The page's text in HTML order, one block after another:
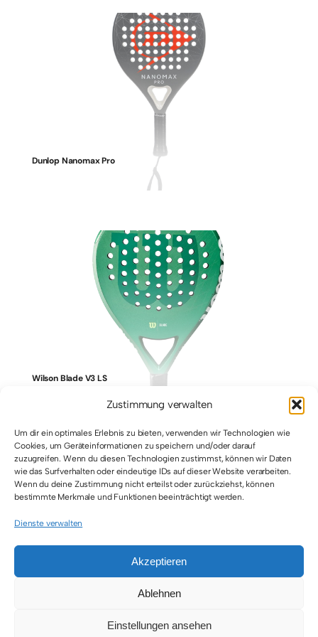
Zustimmung verwalten
Um dir ein optimales Erlebnis zu bieten, verwenden wir Technologien wie
Cookies, um Geräteinformationen zu speichern und/oder darauf
zuzugreifen. Wenn du diesen Technologien zustimmst, können wir Daten
wie das Surfverhalten oder eindeutige IDs auf dieser Website verarbeiten.
Wenn du deine Zustimmung nicht erteilst oder zurückziehst, können
bestimmte Merkmale und Funktionen beeinträchtigt werden.
Dienste verwalten
Akzeptieren
Ablehnen
Einstellungen ansehen
Dunlop Nanomax Pro
Wilson Blade V3 LS